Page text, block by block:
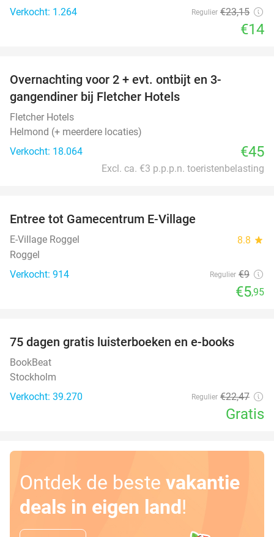
Verkocht: 1.264
Regulier €23,15
€14
Overnachting voor 2 + evt. ontbijt en 3-
gangendiner bij Fletcher Hotels
Fletcher Hotels
Helmond (+ meerdere locaties)
Verkocht: 18.064
€45
Excl. ca. €3 p.p.p.n. toeristenbelasting
Entree tot Gamecentrum E-Village
E-Village Roggel 8.8 star
Roggel
Verkocht: 914
Regulier €9
€5,95
75 dagen gratis luisterboeken en e-books
BookBeat
Stockholm
Verkocht: 39.270
Regulier €22,47
Gratis
Ontdek de beste vakantie
deals in eigen land!